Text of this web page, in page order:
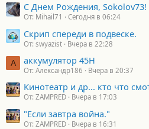
С Днем Рождения, Sokolov73!
От: Mihail71 Сегодня в 06:24
Скрип спереди в подвеске.
От: swyazist Вчера в 22:28
А аккумулятор 45H
От: Александр186 Вчера в 20:37
Кинотеатр и др... кто что
От: ZAMPRED Вчера в 17:03
"Если завтра война."
От: ZAMPRED Вчера в 16:31